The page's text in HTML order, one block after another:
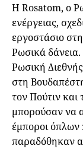
H Rosatom, ο
ενέργειας,
εργοστάσιο
Ρωσικά
Ρωσική
στη
τον Πούτιν και
μπορούσαν να
έμποροι
παραδόθηκαν